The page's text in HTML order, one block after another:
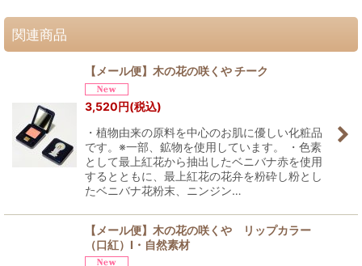
関連商品
【メール便】木の花の咲くや チーク
3,520円(税込)
・植物由来の原料を中心のお肌に優しい化粧品
です。※一部、鉱物を使用しています。 ・色素
として最上紅花から抽出したベニバナ赤を使用
するとともに、最上紅花の花弁を粉砕し粉とし
たベニバナ花粉末、ニンジン…
【メール便】木の花の咲くや リップカラー
（口紅）I・自然素材